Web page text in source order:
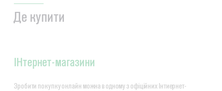
Де купити
ІНтернет-магазини
Зробити покупку онлайн можна в одному з офіційних Інтиернет-